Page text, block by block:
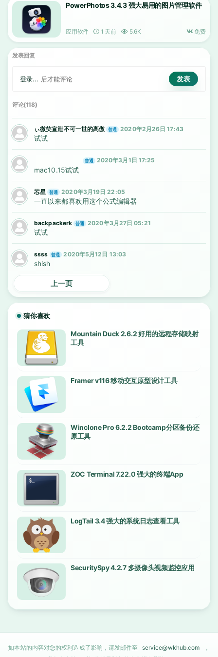
PowerPhotos 3.4.3 强大易用的图片管理软件
应用软件 1 天前 5.6K 免费
发表回复
登录... 后才能评论
评论(118)
ぃ微笑宣泄不可一世的高傲 普通 2020年2月26日 17:43
试试
普通 2020年3月1日 17:25
mac10.15试试
芯星 普通 2020年3月19日 22:05
一直以来都喜欢用这个公式编辑器
backpackerk 普通 2020年3月27日 05:21
试试
ssss 普通 2020年5月12日 13:03
shish
上一页
猜你喜欢
Mountain Duck 2.6.2 好用的远程存储映射
工具
Framer v116 移动交互原型设计工具
Winclone Pro 6.2.2 Bootcamp分区备份还
原工具
ZOC Terminal 7.22.0 强大的终端App
LogTail 3.4 强大的系统日志查看工具
SecuritySpy 4.2.7 多摄像头视频监控应用
如本站的内容对您的权利造成了影响，请发邮件至 service@wkhub.com
，